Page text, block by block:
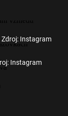
Zdroj: Instagram
Instagram